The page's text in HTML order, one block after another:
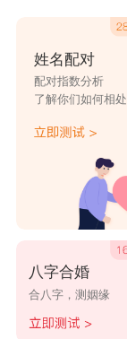
姓名配对
配对指数分析
了解你们如何相处
八字合婚
合八字，测姻缘